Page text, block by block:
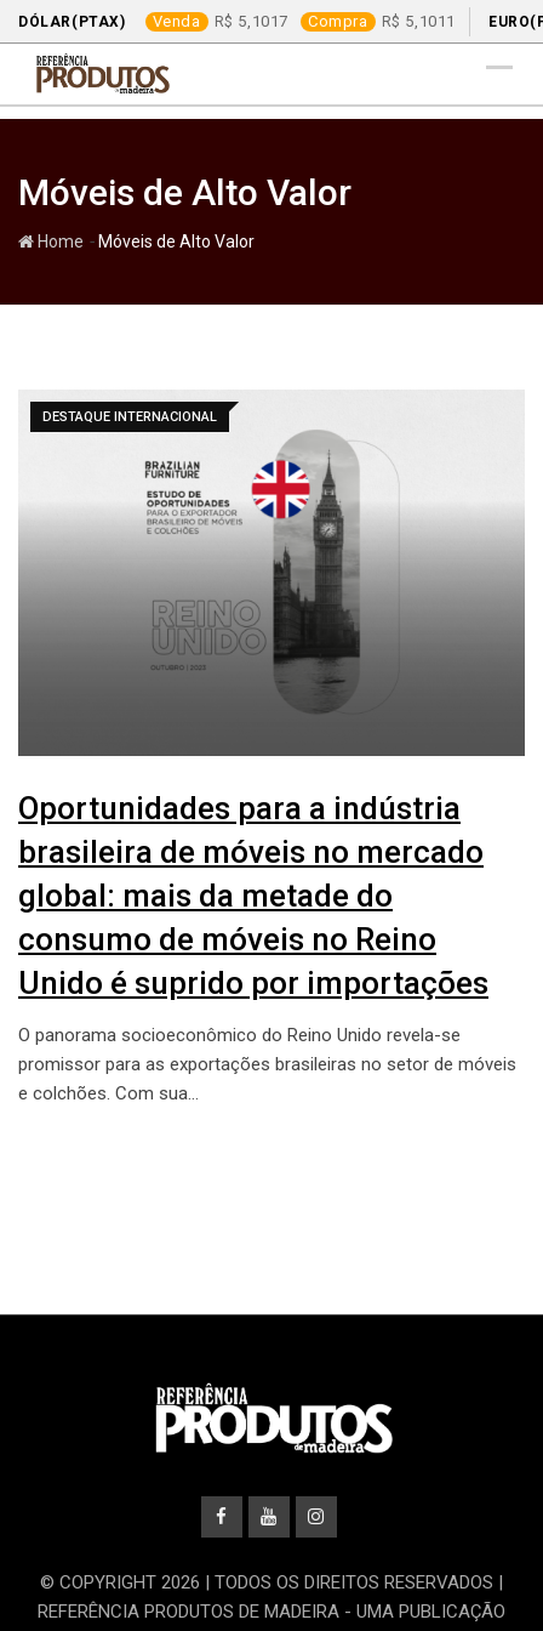
DÓLAR(PTAX) Venda 5,1017 Compra 5,1011
content
Móveis de Alto Valor
Home - Móveis de Alto Valor
DESTAQUE INTERNACIONAL
Oportunidades para a indústria
brasileira de móveis no mercado
global: mais da metade do
consumo de móveis no Reino
Unido é suprido por importações
O panorama socioeconômico do Reino Unido revela-se
promissor para as exportações brasileiras no setor de móveis
e colchões. Com sua…
© COPYRIGHT 2026 | TODOS OS DIREITOS RESERVADOS |
REFERÊNCIA PRODUTOS DE MADEIRA - UMA PUBLICAÇÃO